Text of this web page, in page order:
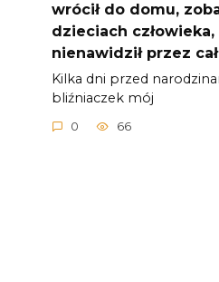
wrócił do domu,
dzieciach
nienawidził przez
Kilka dni przed
bliźniaczek mój
0 66